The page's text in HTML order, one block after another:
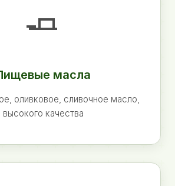
🧈
масла
оливковое, сливочное масло,
высокого качества